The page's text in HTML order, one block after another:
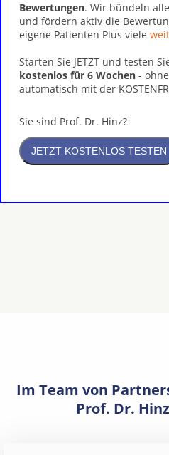
Bewertungen. Wir bündeln
und fördern aktiv die
eigene Patienten Plus viele
Starten Sie JETZT und testen
kostenlos für 6 Wochen -
automatisch mit der
Sie sind Prof. Dr. Hinz?
Im Team von
Prof. Dr.